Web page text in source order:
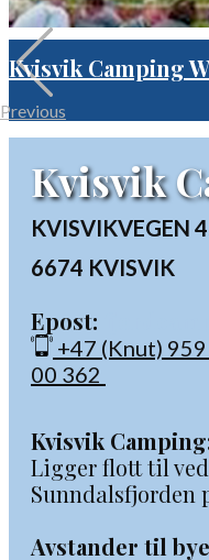
Previous
Kvisvik Camping
Kvisvik
KVISVIKVEGEN
6674 KVISVIK
Epost:
+47 (Knut)
00 362
Kvisvik
Ligger flott til
Sunndalsfjorden
Avstander til